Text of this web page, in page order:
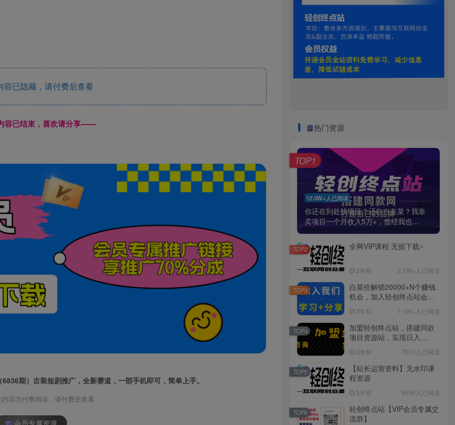
已隐藏，请付费后查看
容已结束，喜欢请分享------
6836期）古装短剧推广，全新赛道，一部手机即可，简单上手。
内容为付费阅读，请付费后查看
热门资源
12.3W+人已阅读
你还在到处找项目？还在当韭菜？我靠
卖项目一个月收入5万+，曾经我也...
TOP1
全网VIP课程 无损下载~
2年前 2.1W+人已阅读
TOP2
白菜价解锁20000+N个赚钱
机会，加入轻创终点站会
3年前 1.1W+人已阅读
TOP3
加盟轻创终点站，搭建同款
项目资源站，实现日入
3年前 7510人已阅读
TOP4
【站长运营资料】无水印课
程资源
3年前 6695人已阅读
TOP5
轻创终点站【VIP会员专属交
流群】
TOP6